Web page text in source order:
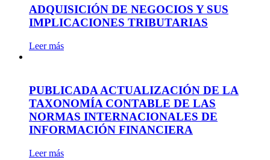
ADQUISICIÓN DE NEGOCIOS Y SUS
IMPLICACIONES TRIBUTARIAS
Leer más
PUBLICADA ACTUALIZACIÓN DE LA
TAXONOMÍA CONTABLE DE LAS
NORMAS INTERNACIONALES DE
INFORMACIÓN FINANCIERA
Leer más